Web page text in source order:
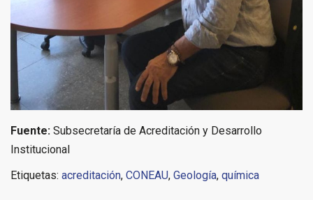
Fuente: Subsecretaría de Acreditación y Desarrollo
Institucional
Etiquetas: acreditación, CONEAU, Geología, química